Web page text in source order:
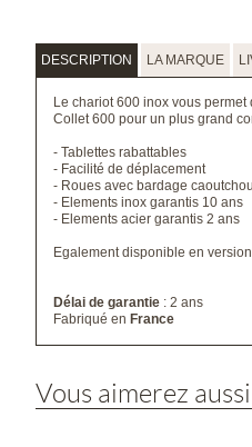
DESCRIPTION LA MARQUE
Le chariot 600 inox vous
Collet 600 pour un plus grand
- Tablettes rabattables
- Facilité de déplacement
- Roues avec bardage
- Elements inox garantis 10 ans
- Elements acier garantis 2 ans
Egalement disponible en
Délai de garantie : 2 ans
Fabriqué en France
Vous aimerez aussi